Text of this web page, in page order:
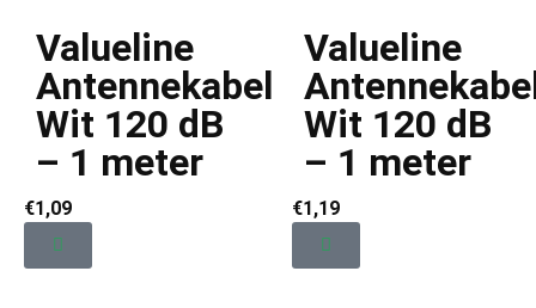
Valueline
Antennekabel
Wit 120 dB
– 1 meter
€1,09
Valueline
Wit 120 dB
– 1 meter
€1,19